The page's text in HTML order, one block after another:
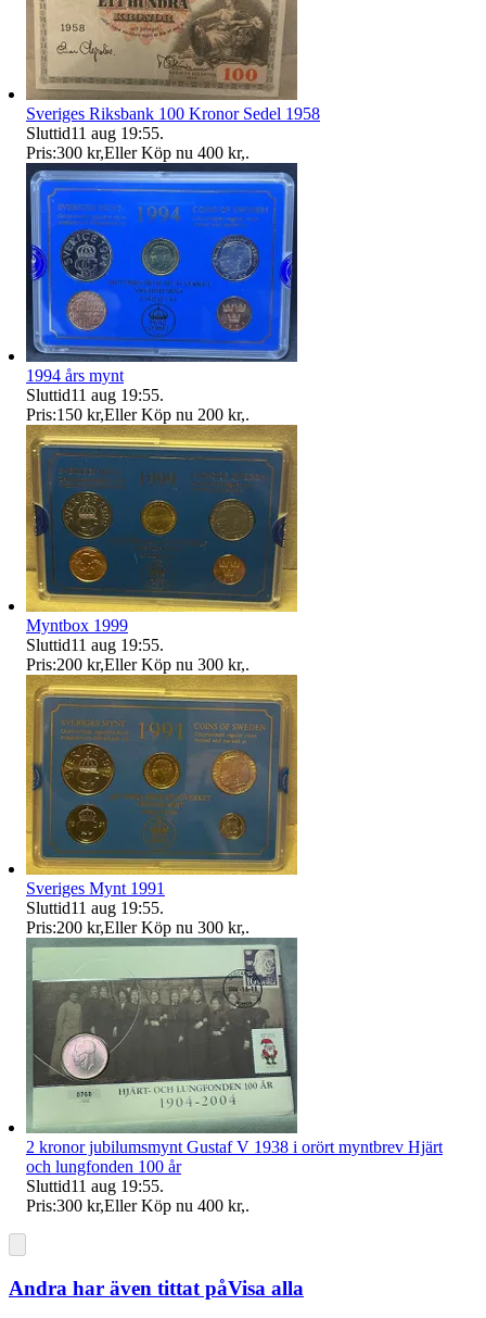
Sveriges Riksbank 100 Kronor Sedel 1958
Sluttid11 aug 19:55.
Pris:300 kr,Eller Köp nu 400 kr,.
1994 års mynt
Sluttid11 aug 19:55.
Pris:150 kr,Eller Köp nu 200 kr,.
Myntbox 1999
Sluttid11 aug 19:55.
Pris:200 kr,Eller Köp nu 300 kr,.
Sveriges Mynt 1991
Sluttid11 aug 19:55.
Pris:200 kr,Eller Köp nu 300 kr,.
2 kronor jubilumsmynt Gustaf V 1938 i orört myntbrev Hjärt
och lungfonden 100 år
Sluttid11 aug 19:55.
Pris:300 kr,Eller Köp nu 400 kr,.
Andra har även tittat påVisa alla